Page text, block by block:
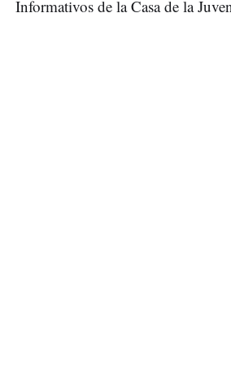
Informativos de la Casa de la